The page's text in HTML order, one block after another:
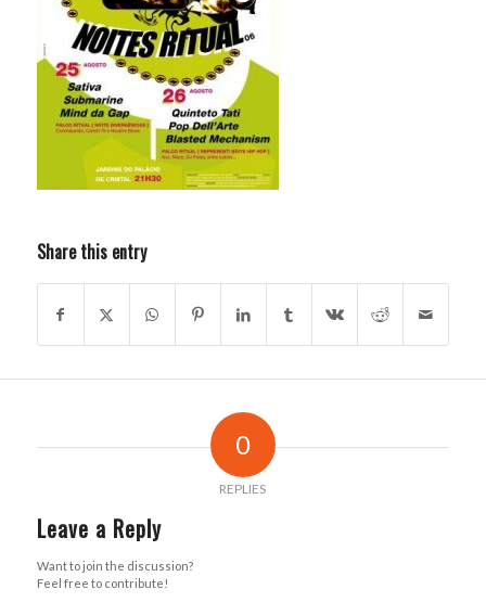
Share this entry
0
REPLIES
Leave a Reply
Want to join the discussion?
Feel free to contribute!